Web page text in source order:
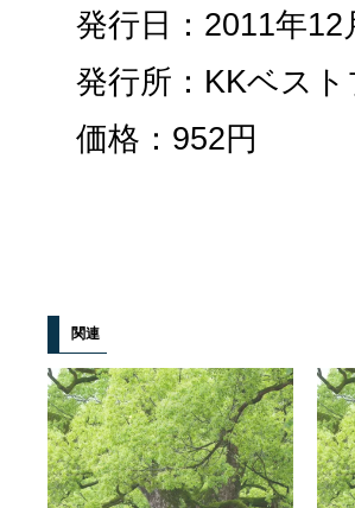
発行日：2011年12
発行所：KKベスト
価格：952円
関連